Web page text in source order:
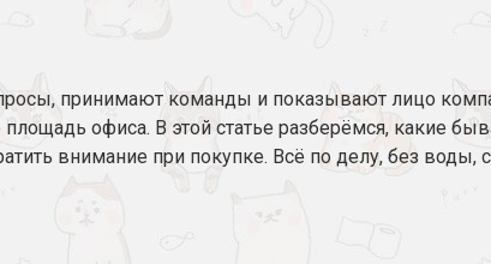
принимают команды и показывают лицо
офиса. В этой статье разберёмся, какие
внимание при покупке. Всё по делу, без воды,